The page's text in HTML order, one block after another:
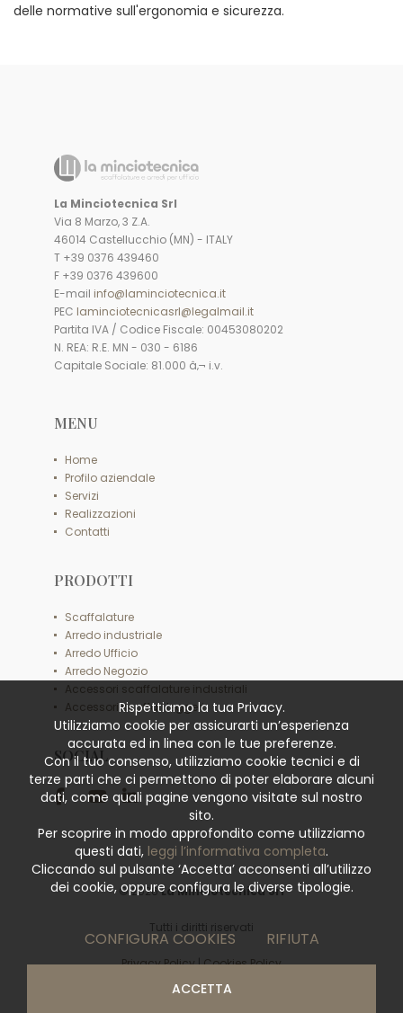
delle normative sull'ergonomia e sicurezza.
La Minciotecnica Srl
Via 8 Marzo, 3 Z.A.
46014 Castellucchio (MN) - ITALY
T +39 0376 439460
F +39 0376 439600
E-mail info@laminciotecnica.it
PEC laminciotecnicasrl@legalmail.it
Partita IVA / Codice Fiscale: 00453080202
N. REA: R.E. MN - 030 - 6186
Capitale Sociale: 81.000 â‚¬ i.v.
MENU
Home
Profilo aziendale
Servizi
Realizzazioni
Contatti
PRODOTTI
Scaffalature
Arredo industriale
Arredo Ufficio
Arredo Negozio
Accessori scaffalature industriali
Accessori scaffali leggeri
SOCIAL
© 2026La Minciotecnica Srl
Tutti i diritti riservati
Privacy Policy|Cookies Policy
Rispettiamo la tua Privacy.
Utilizziamo cookie per assicurarti un’esperienza
accurata ed in linea con le tue preferenze.
Con il tuo consenso, utilizziamo cookie tecnici e di
terze parti che ci permettono di poter elaborare alcuni
dati, come quali pagine vengono visitate sul nostro
sito.
Per scoprire in modo approfondito come utilizziamo
questi dati, leggi l’informativa completa.
Cliccando sul pulsante ‘Accetta’ acconsenti all’utilizzo
dei cookie, oppure configura le diverse tipologie.
CONFIGURA COOKIES RIFIUTA
ACCETTA